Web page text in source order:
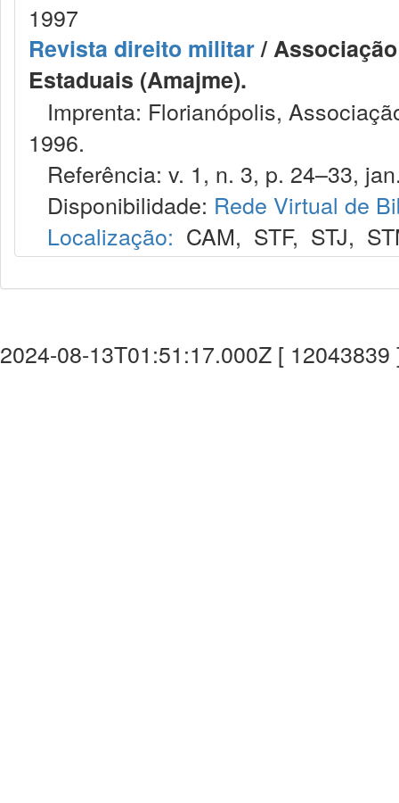
1997
Revista direito militar/
Estaduais (Amajme).
Imprenta: Florianópolis,
1996.
Referência: v. 1, n. 3, p. 24–33,
Disponibilidade: Rede Virtual de
Localização: CAM, STF, STJ,
2024-08-13T01:51:17.000Z [ 12043839